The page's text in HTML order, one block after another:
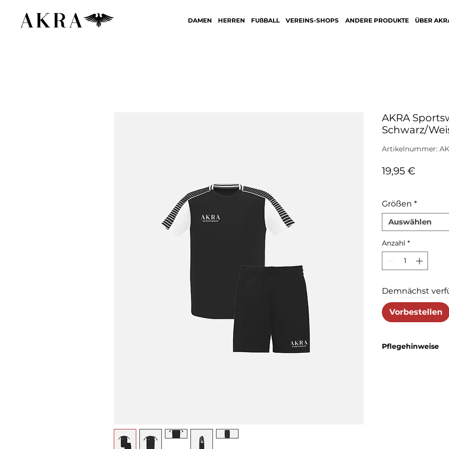
DAMEN HERREN FUßBALL VEREINS-SHOPS ANDERE PRODUKTE ÜBER
AKRA
Schwarz/
Artikelnummer:
19,95 €
Größen *
Auswählen
Anzahl *
Demnächst
Vorbestellen
Pflegehinweise